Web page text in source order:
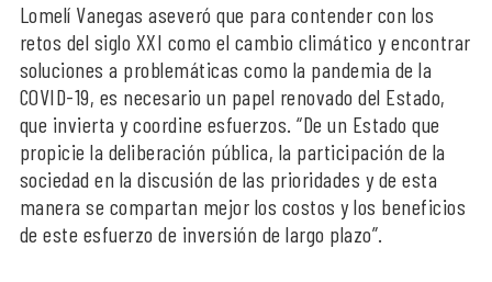
Lomelí Vanegas aseveró que para contender con los
retos del siglo XXI como el cambio climático y encontrar
soluciones a problemáticas como la pandemia de la
COVID-19, es necesario un papel renovado del Estado,
que invierta y coordine esfuerzos. “De un Estado que
propicie la deliberación pública, la participación de la
sociedad en la discusión de las prioridades y de esta
manera se compartan mejor los costos y los beneficios
de este esfuerzo de inversión de largo plazo”.